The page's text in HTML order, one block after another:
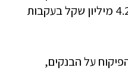
מעילות בסכום מצטבר של 4.21 מיליון שקל בעקבות
על הבנקים,